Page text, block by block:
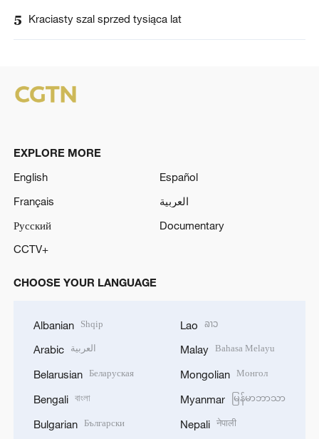
5 Kraciasty szal sprzed tysiąca lat
EXPLORE MORE
English
Español
Français
العربية
Русский
Documentary
CCTV+
CHOOSE YOUR LANGUAGE
Albanian Shqip
Arabic العربية
Belarusian Беларуская
Bengali বাংলা
Bulgarian Български
Lao ລາວ
Malay Bahasa Melayu
Mongolian Монгол
Myanmar မြန်မာဘာသာ
Nepali नेपाली